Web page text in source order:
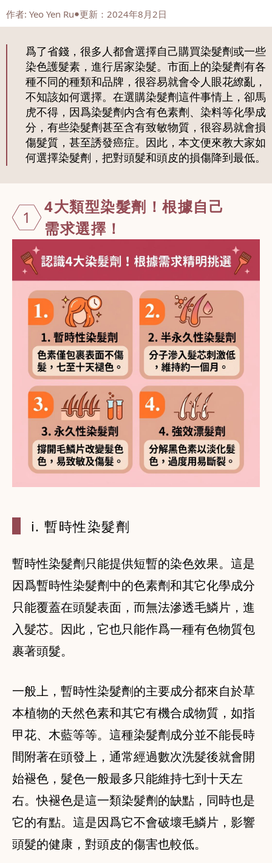
作者: Yeo Yen Ru 更新：2024年8月2日
爲了省錢，很多人都會選擇自己購買染髮劑或一些
染色護髮素，進行居家染髮。市面上的染髮劑有各
種不同的種類和品牌，很容易就會令人眼花繚亂，
不知該如何選擇。在選購染髮劑這件事情上，卻馬
虎不得，因爲染髮劑内含有色素劑、染料等化學成
分，有些染髮劑甚至含有致敏物質，很容易就會損
傷髮質，甚至誘發癌症。因此，本文便來教大家如
何選擇染髮劑，把對頭髮和頭皮的損傷降到最低。
1
4大類型染髮劑！根據自己
需求選擇！
i. 暫時性染髮劑
暫時性染髮劑只能提供短暫的染色效果。這是
因爲暫時性染髮劑中的色素劑和其它化學成分
只能覆蓋在頭髮表面，而無法滲透毛鱗片，進
入髮芯。因此，它也只能作爲一種有色物質包
裹著頭髮。
一般上，暫時性染髮劑的主要成分都來自於草
本植物的天然色素和其它有機合成物質，如指
甲花、木藍等等。這種染髮劑成分並不能長時
間附著在頭發上，通常經過數次洗髮後就會開
始褪色，髮色一般最多只能維持七到十天左
右。快褪色是這一類染髮劑的缺點，同時也是
它的有點。這是因爲它不會破壞毛鱗片，影響
頭髮的健康，對頭皮的傷害也較低。